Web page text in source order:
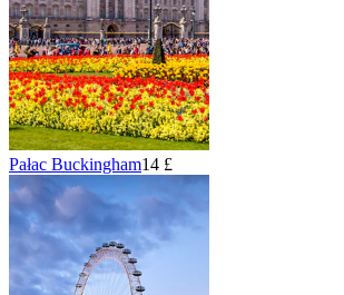
Pałac Buckingham14 £